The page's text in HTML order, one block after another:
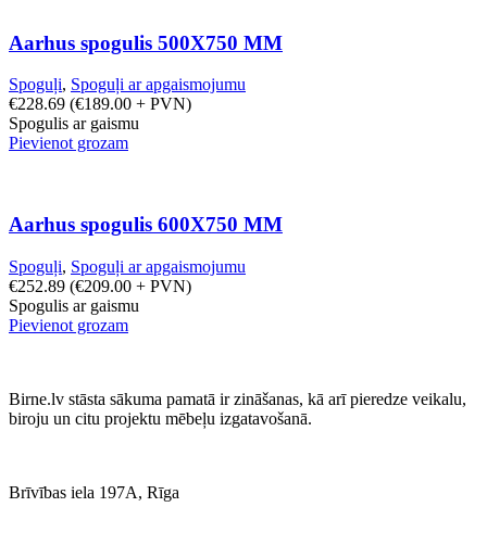
Aarhus spogulis 500X750 MM
Spoguļi, Spoguļi ar apgaismojumu
€228.69 (€189.00 + PVN)
Spogulis ar gaismu
Pievienot grozam
Aarhus spogulis 600X750 MM
Spoguļi, Spoguļi ar apgaismojumu
€252.89 (€209.00 + PVN)
Spogulis ar gaismu
Pievienot grozam
Birne.lv stāsta sākuma pamatā ir zināšanas, kā arī pieredze veikalu,
biroju un citu projektu mēbeļu izgatavošanā.
Brīvības iela 197A, Rīga